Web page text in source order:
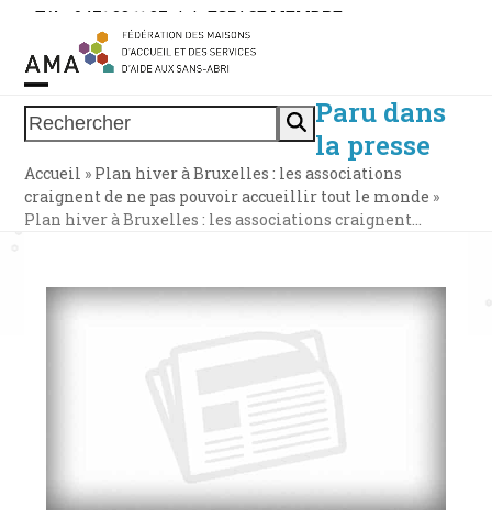
Skip
content
Tél. : 0471 38 11 37 | | ESPACE MEMBRE
Rechercher
Open
mobile
menu
Close
mobile
menu
Paru dans
la presse
Accueil » Plan hiver à Bruxelles : les associations
craignent de ne pas pouvoir accueillir tout le monde »
Plan hiver à Bruxelles : les associations craignent…